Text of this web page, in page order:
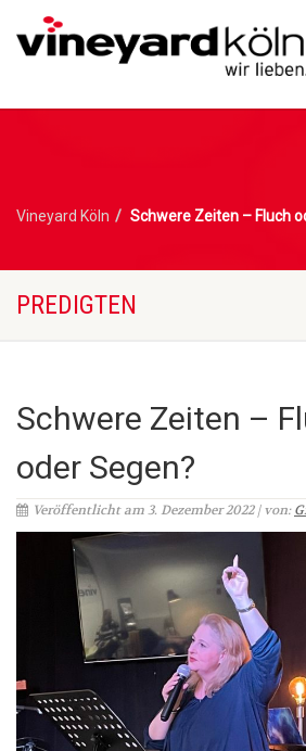
Vineyard Köln Schwere Zeiten – Fluch
PREDIGTEN
Schwere Zeiten –
oder Segen?
Veröffentlicht am 3. Dezember 2022 | von: